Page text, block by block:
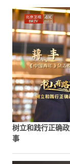
树立和践行正确
事